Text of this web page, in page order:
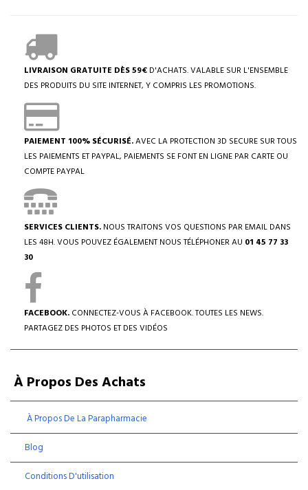
LIVRAISON GRATUITE DÈS 59€ D'ACHATS. VALABLE SUR L'ENSEMBLE
DES PRODUITS DU SITE INTERNET, Y COMPRIS LES PROMOTIONS.
PAIEMENT 100% SÉCURISÉ.AVEC LA PROTECTION 3D SECURE SUR TOUS
LES PAIEMENTS ET PAYPAL, PAIEMENTS SE FONT EN LIGNE PAR CARTE OU
COMPTE PAYPAL
SERVICES CLIENTS. NOUS TRAITONS VOS QUESTIONS PAR EMAIL DANS
LES 48H. VOUS POUVEZ ÉGALEMENT NOUS TÉLÉPHONER AU 01 45 77 33
30
FACEBOOK. CONNECTEZ-VOUS À FACEBOOK. TOUTES LES NEWS.
PARTAGEZ DES PHOTOS ET DES VIDÉOS
À Propos Des Achats
À Propos De La Parapharmacie
Blog
Conditions D'utilisation